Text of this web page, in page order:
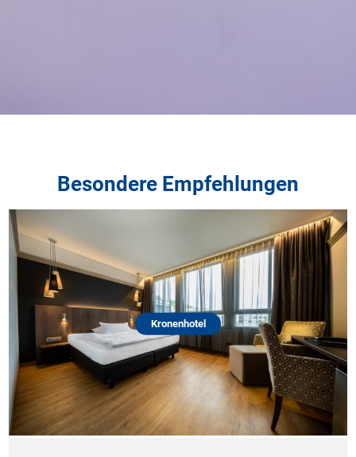
Besondere Empfehlungen
Kronenhotel